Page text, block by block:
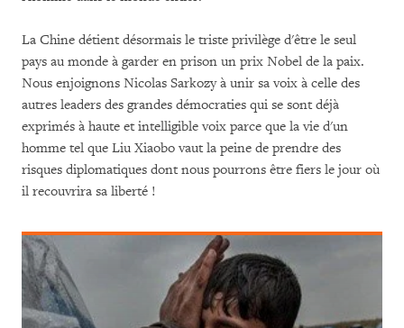
La Chine détient désormais le triste privilège d'être le seul
pays au monde à garder en prison un prix Nobel de la paix.
Nous enjoignons Nicolas Sarkozy à unir sa voix à celle des
autres leaders des grandes démocraties qui se sont déjà
exprimés à haute et intelligible voix parce que la vie d'un
homme tel que Liu Xiaobo vaut la peine de prendre des
risques diplomatiques dont nous pourrons être fiers le jour où
il recouvrira sa liberté !